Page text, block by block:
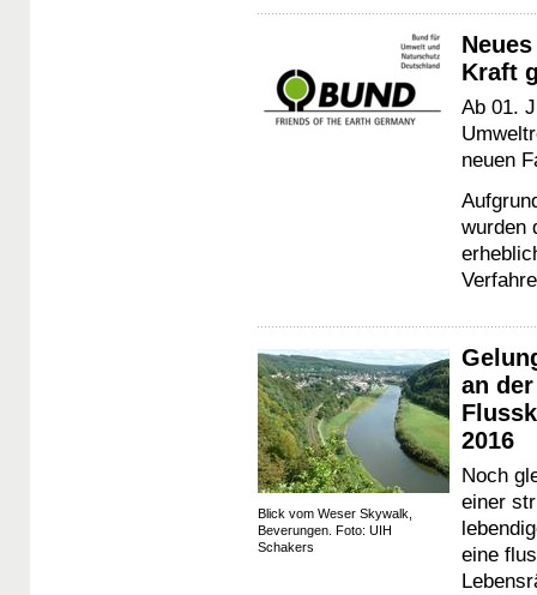
Kraft
Ab 01.
neuen
wurden
Blick vom Weser Skywalk,
Beverungen. Foto: UIH
Schakers
an
2016
Noch
einer
eine